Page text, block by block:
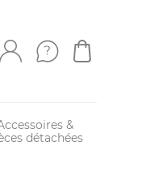
&
détachées